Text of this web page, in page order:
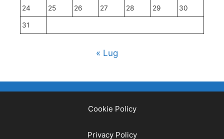
24 25 26 27 28 29 30
31
« Lug
Cookie Policy
Privacy Policy